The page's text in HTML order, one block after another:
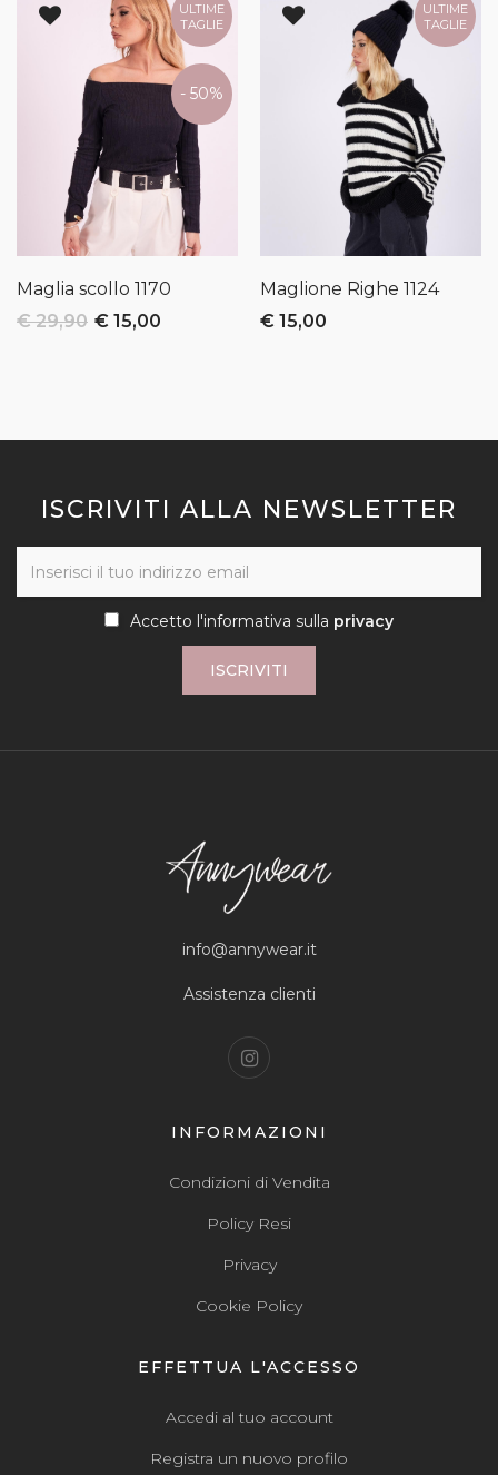
ULTIME
TAGLIE
- 50%
Maglia scollo 1170
€ 29,90 € 15,00
ULTIME
TAGLIE
Maglione Righe 1124
€ 15,00
ISCRIVITI ALLA NEWSLETTER
Accetto l'informativa sulla privacy
ISCRIVITI
info@annywear.it
Assistenza clienti
INFORMAZIONI
Condizioni di Vendita
Policy Resi
Privacy
Cookie Policy
EFFETTUA L'ACCESSO
Accedi al tuo account
Registra un nuovo profilo